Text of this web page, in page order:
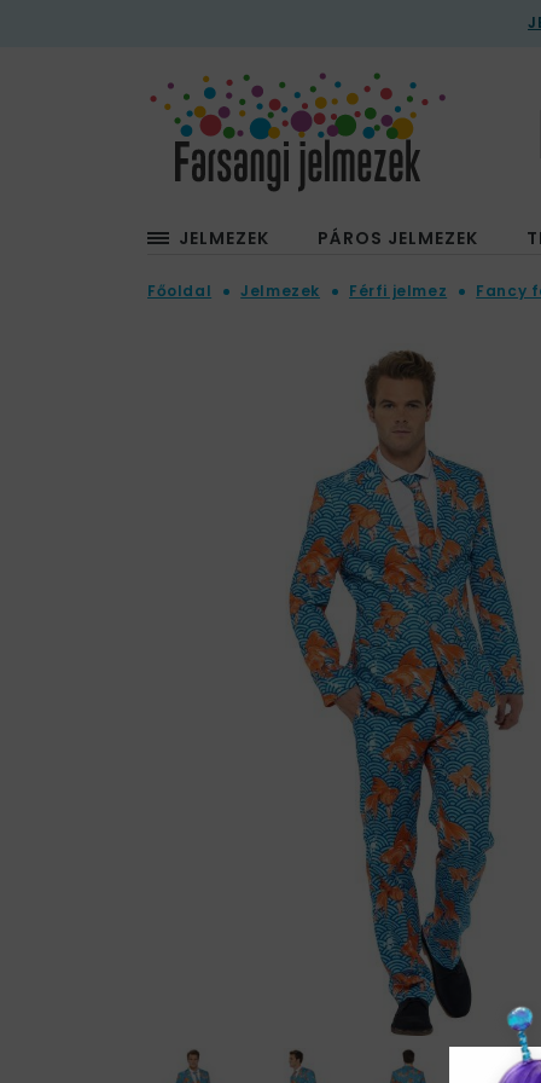
JELMEZEK PÁROS JELMEZEK
Főoldal Jelmezek Férfi jelmez Fancy